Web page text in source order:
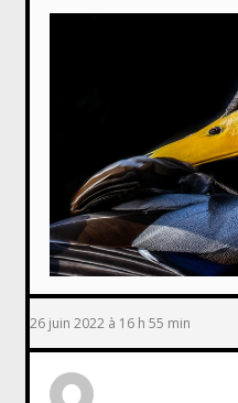
26 juin 2022 à 16 h 55 min